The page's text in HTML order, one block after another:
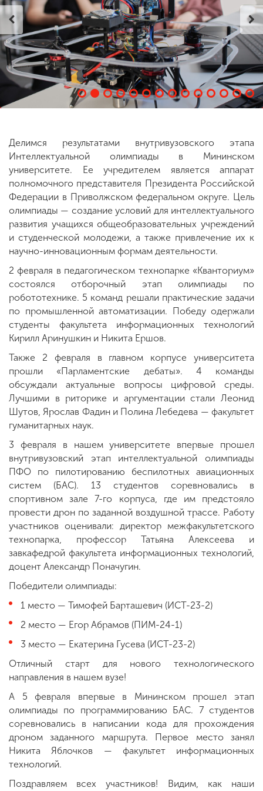
ENG SPN CHI
Приемная
комиссия
Делимся результатами внутривузовского этапа
Интеллектуальной олимпиады в Мининском
университете. Ее учредителем является аппарат
полномочного представителя Президента Российской
Федерации в Приволжском федеральном округе. Цель
олимпиады — создание условий для интеллектуального
развития учащихся общеобразовательных учреждений
и студенческой молодежи, а также привлечение их к
научно-инновационным формам деятельности.
2 февраля в педагогическом технопарке «Кванториум»
состоялся отборочный этап олимпиады по
робототехнике. 5 команд решали практические задачи
по промышленной автоматизации. Победу одержали
студенты факультета информационных технологий
Кирилл Аринушкин и Никита Ершов.
Также 2 февраля в главном корпусе университета
прошли «Парламентские дебаты». 4 команды
обсуждали актуальные вопросы цифровой среды.
Лучшими в риторике и аргументации стали Леонид
Шутов, Ярослав Фадин и Полина Лебедева — факультет
гуманитарных наук.
3 февраля в нашем университете впервые прошел
внутривузовский этап интеллектуальной олимпиады
ПФО по пилотированию беспилотных авиационных
систем (БАС). 13 студентов соревновались в
спортивном зале 7-го корпуса, где им предстояло
провести дрон по заданной воздушной трассе. Работу
участников оценивали: директор межфакультетского
технопарка, профессор Татьяна Алексеева и
завкафедрой факультета информационных технологий,
доцент Александр Поначугин.
Победители олимпиады:
1 место — Тимофей Барташевич (ИСТ-23-2)
2 место — Егор Абрамов (ПИМ-24-1)
3 место — Екатерина Гусева (ИСТ-23-2)
Отличный старт для нового технологического
направления в нашем вузе!
А 5 февраля впервые в Мининском прошел этап
олимпиады по программированию БАС. 7 студентов
соревновались в написании кода для прохождения
дроном заданного маршрута. Первое место занял
Никита Яблочков — факультет информационных
технологий.
Поздравляем всех участников! Видим, как наши